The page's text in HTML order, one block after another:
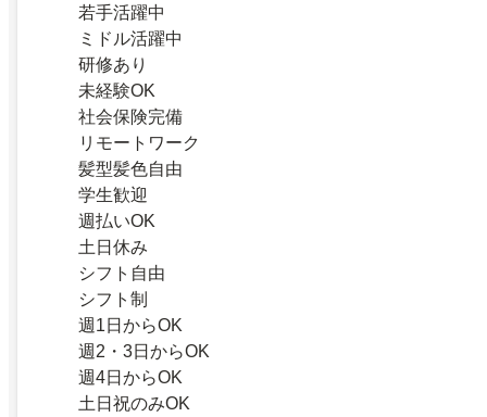
若手活躍中
ミドル活躍中
研修あり
未経験OK
社会保険完備
リモートワーク
髪型髪色自由
学生歓迎
週払いOK
土日休み
シフト自由
シフト制
週1日からOK
週2・3日からOK
週4日からOK
土日祝のみOK